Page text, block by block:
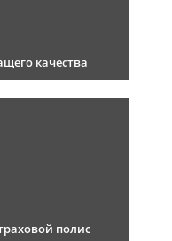
качества
полис